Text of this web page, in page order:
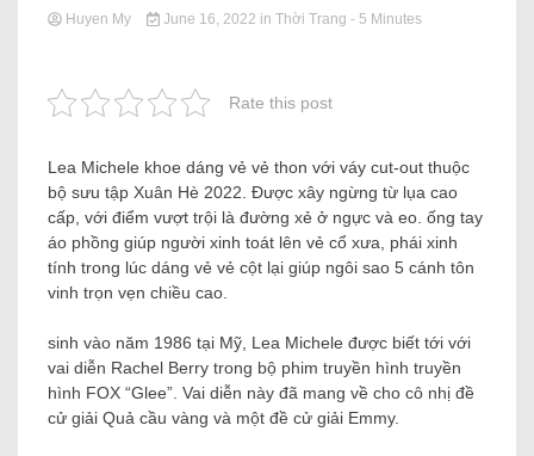
Huyen My June 16, 2022 in Thời Trang - 5 Minutes
Rate this post
Lea Michele khoe dáng vẻ vẻ thon với váy cut-out thuộc
bộ sưu tập Xuân Hè 2022. Được xây ngừng từ lụa cao
cấp, với điểm vượt trội là đường xẻ ở ngực và eo. ống tay
áo phồng giúp người xinh toát lên vẻ cổ xưa, phái xinh
tính trong lúc dáng vẻ vẻ cột lại giúp ngôi sao 5 cánh tôn
vinh trọn vẹn chiều cao.
sinh vào năm 1986 tại Mỹ, Lea Michele được biết tới với
vai diễn Rachel Berry trong bộ phim truyền hình truyền
hình FOX “Glee”. Vai diễn này đã mang về cho cô nhị đề
cử giải Quả cầu vàng và một đề cử giải Emmy.